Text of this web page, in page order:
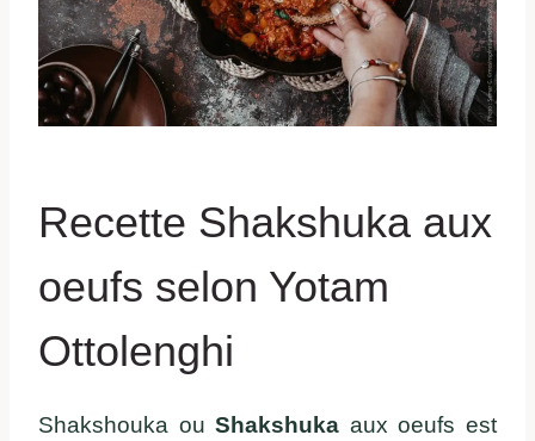
Recette Shakshuka aux
oeufs selon Yotam
Ottolenghi
Shakshouka ouShakshuka aux oeufs est